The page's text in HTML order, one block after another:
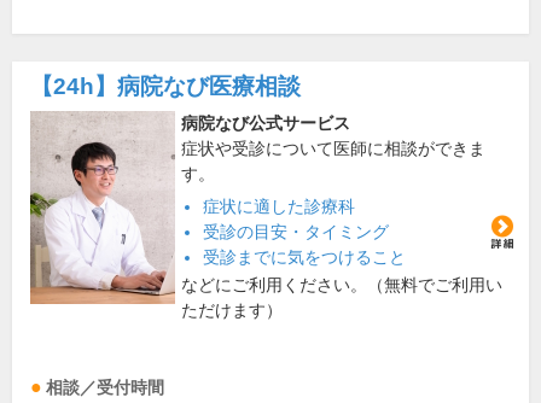
【24h】 病院なび医療相談
病院なび公式サービス
症状や受診について医師に相談ができま
す。
症状に適した診療科
受診の目安・タイミング
受診までに気をつけること
などにご利用ください。（無料でご利用い
ただけます）
相談／受付時間